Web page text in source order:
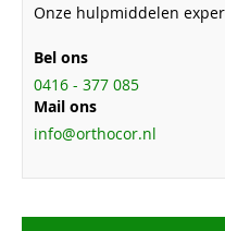
Onze hulpmiddelen
Bel ons
0416 - 377 085
Mail ons
info@orthocor.nl